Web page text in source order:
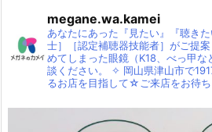
megane.wa.kamei
あなたにあった『見たい』『聴き
士］［認定補聴器技能者］がご提案
めてしまった眼鏡（K18、べっ甲な
談ください。
✧ 岡山県津山市で
るお店を目指して☆ご来店をお待